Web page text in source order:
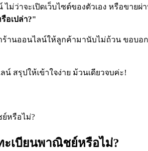
ว่าจะเปิดเว็บไซต์ของตัวเอง หรือขายผ่า
อเปล่า?"
นออนไลน์ให้ลูกค้ามานับไม่ถ้วน ขอบอ
สรุปให้เข้าใจง่าย ม้วนเดียวจบค่ะ!
หรือไม่?
ะเบียนพาณิชย์หรือไม่?